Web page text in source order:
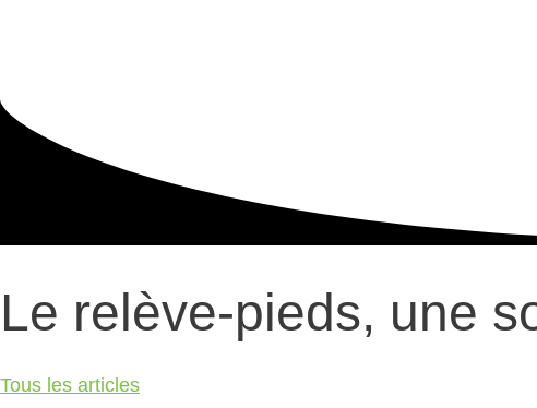
Le relève-pieds, une
Tous les articles